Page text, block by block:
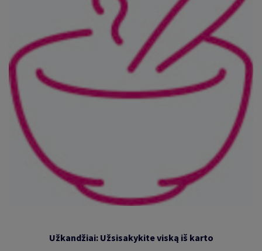
Užkandžiai: Užsisakykite viską iš karto